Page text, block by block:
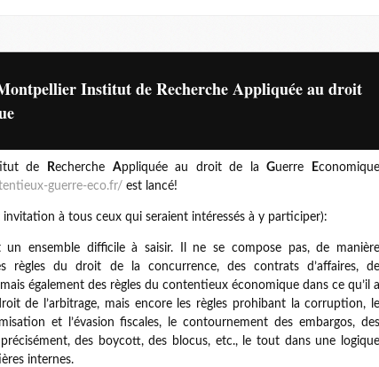
Institut de Recherche Appliquée au droit
de Recherche Appliquée au droit de laGuerre Economique
guerre-eco.fr/ est lancé!
à tous ceux qui seraient intéressés à y participer):
ensemble difficile à saisir. Il ne se compose pas, de manière
règles du droit de la concurrence, des contrats d’affaires, de
également des règles du contentieux économique dans ce qu’il a
de l’arbitrage, mais encore les règles prohibant la corruption, le
et l’évasion fiscales, le contournement des embargos, des
des boycott, des blocus, etc., le tout dans une logique
internes.